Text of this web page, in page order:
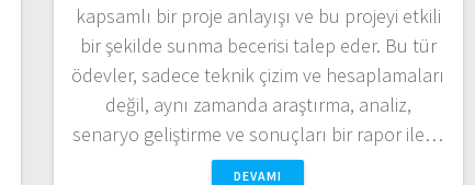
kapsamlı bir proje anlayışı ve bu projeyi etkili
bir şekilde sunma becerisi talep eder. Bu tür
ödevler, sadece teknik çizim ve hesaplamaları
değil, aynı zamanda araştırma, analiz,
senaryo geliştirme ve sonuçları bir rapor ile…
DEVAMI